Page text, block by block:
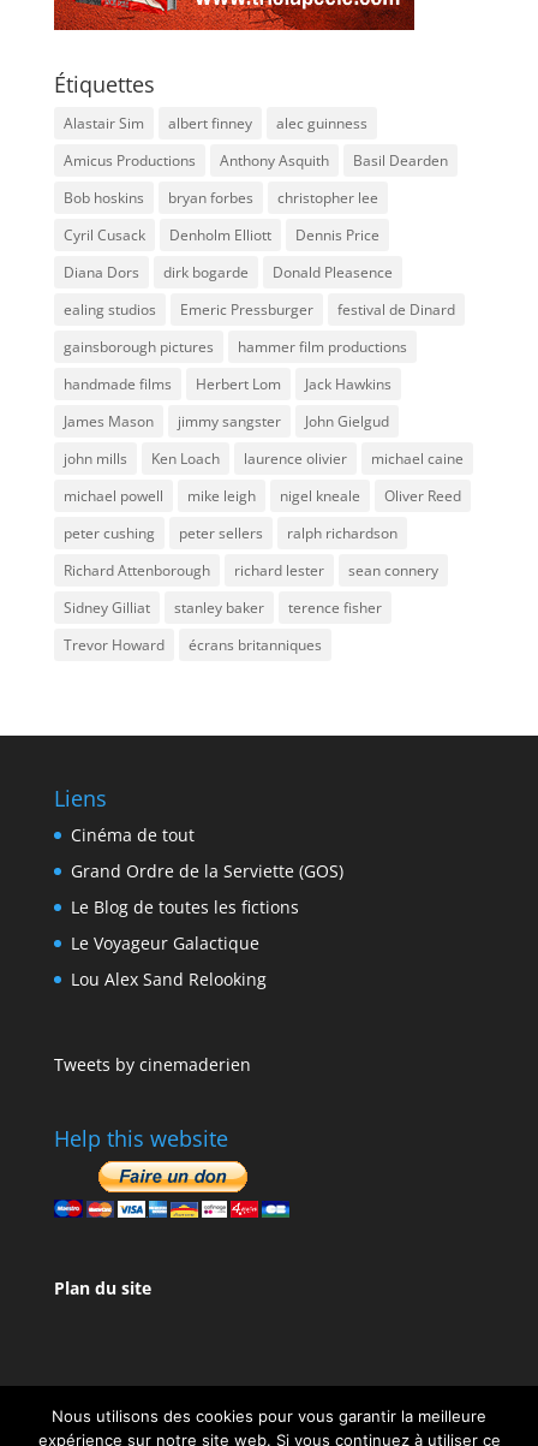
Étiquettes
Alastair Sim albert finney
alec guinness
Amicus Productions
Anthony Asquith
Basil Dearden
Bob hoskins
bryan forbes
christopher lee
Cyril Cusack
Denholm Elliott
Dennis Price
Diana Dors
dirk bogarde
Donald Pleasence
ealing studios
Emeric Pressburger
festival de Dinard
gainsborough pictures
hammer film productions
handmade films
Herbert Lom
Jack Hawkins
James Mason
jimmy sangster
John Gielgud
john mills
Ken Loach laurence olivier
michael caine
michael powell
mike leigh nigel kneale
Oliver Reed
peter cushing
peter sellers
ralph richardson
Richard Attenborough
richard lester
sean connery
Sidney Gilliat
stanley baker
terence fisher
Trevor Howard
écrans britanniques
Liens
Cinéma de tout
Grand Ordre de la Serviette (GOS)
Le Blog de toutes les fictions
Le Voyageur Galactique
Lou Alex Sand Relooking
Tweets by cinemaderien
Help this website
Plan du site
Nous utilisons des cookies pour vous garantir la meilleure
expérience sur notre site web. Si vous continuez à utiliser ce